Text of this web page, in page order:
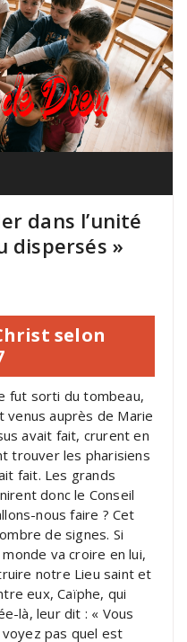
dans l’unité
dispersés »
selon
fut sorti du tombeau,
venus auprès de Marie
avait fait, crurent en
trouver les pharisiens
fait. Les grands
donc le Conseil
nous faire ? Cet
de signes. Si
va croire en lui,
notre Lieu saint et
eux, Caïphe, qui
là, leur dit : « Vous
voyez pas quel est